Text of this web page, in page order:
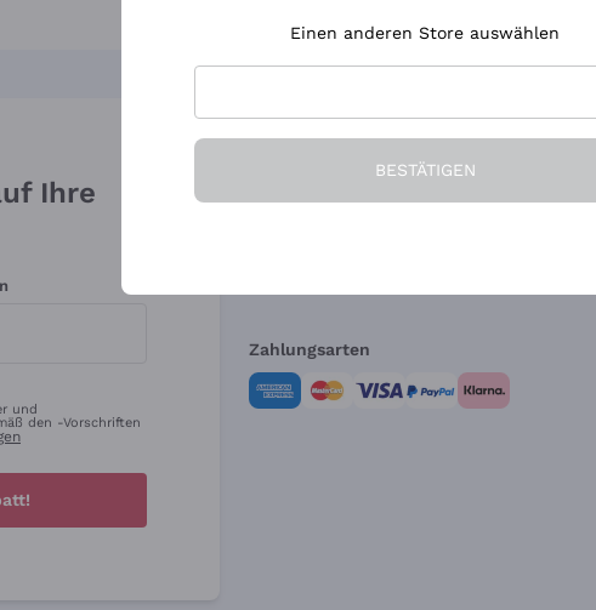
Ihre
und
den -Vorschriften
Die Firma
Zahlungsarten
Einen anderen Store auswählen
BESTÄTIGEN